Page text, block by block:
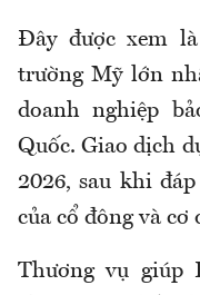
Đây được xem
trường Mỹ lớn
doanh nghiệp
Quốc. Giao dịch
2026, sau khi
của cổ đông và cơ
Thương vụ giúp